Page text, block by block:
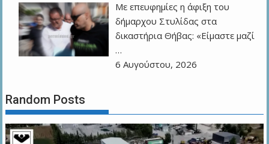
Με επευφημίες η άφιξη του
δήμαρχου Στυλίδας στα
δικαστήρια Θήβας: «Είμαστε μαζί
…
6 Αυγούστου, 2026
Random Posts